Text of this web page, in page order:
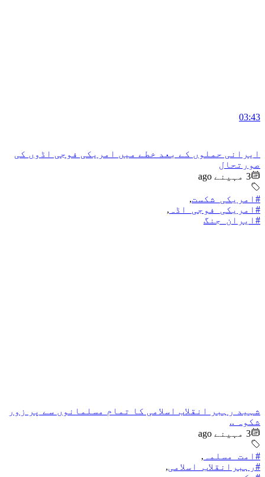
03:43
ایرانی حملوں کے بعد خطے میں امریکی فوجی اڈوں کی
صورتحال
3 مہینے ago
#امریکی_شکست,
#امریکی_فوجی_اڈہ ,
#ایران_جنگ
شہید رہبر انقلاب اسلامی کا تمام مسلمانوں سے پر زور
شکوہ ..
3 مہینے ago
#امت_مسلمہ ,
#رہبرانقلاب_اسلامی,